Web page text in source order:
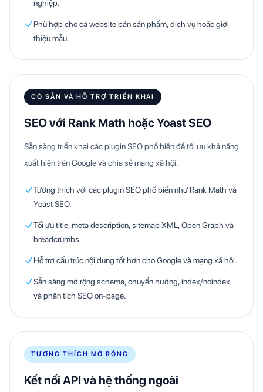
nghiệp.
Phù hợp cho cả website bán sản phẩm, dịch vụ hoặc giới
thiệu mẫu.
CÓ SẴN VÀ HỖ TRỢ TRIỂN KHAI
SEO với Rank Math hoặc Yoast SEO
Sẵn sàng triển khai các plugin SEO phổ biến để tối ưu khả năng
xuất hiện trên Google và chia sẻ mạng xã hội.
Tương thích với các plugin SEO phổ biến như Rank Math và
Yoast SEO.
Tối ưu title, meta description, sitemap XML, Open Graph và
breadcrumbs.
Hỗ trợ cấu trúc nội dung tốt hơn cho Google và mạng xã hội.
Sẵn sàng mở rộng schema, chuyển hướng, index/noindex
và phân tích SEO on-page.
TƯƠNG THÍCH MỞ RỘNG
Kết nối API và hệ thống ngoài